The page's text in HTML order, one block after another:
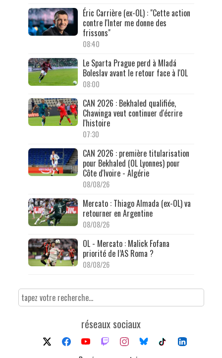
Éric Carrière (ex-OL) : "Cette action
contre l'Inter me donne des
frissons"
08:40
Le Sparta Prague perd à Mladá
Boleslav avant le retour face à l'OL
08:00
CAN 2026 : Bekhaled qualifiée,
Chawinga veut continuer d'écrire
l'histoire
07:30
CAN 2026 : première titularisation
pour Bekhaled (OL Lyonnes) pour
Côte d'Ivoire - Algérie
08/08/26
Mercato : Thiago Almada (ex-OL) va
retourner en Argentine
08/08/26
OL - Mercato : Malick Fofana
priorité de l’AS Roma ?
08/08/26
réseaux sociaux